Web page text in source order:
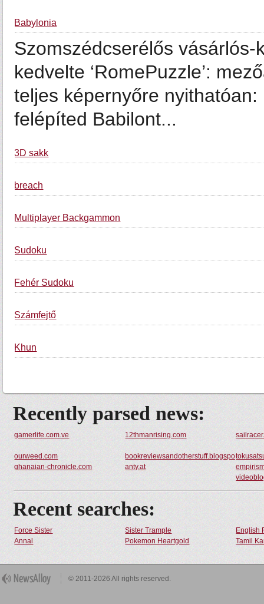
Babylonia
Szomszédcserélős
kedvelte ‘RomePuzzle’:
teljes képernyőre
felépíted Babilont...
3D sakk
breach
Multiplayer Backgammon
Sudoku
Fehér Sudoku
Számfejtő
Khun
Recently parsed news:
gamerlife.com.ve 12thmanrising.com
ourweed.com bookreviewsandotherstuff.blogspot.com
ghanaian-chronicle.com
anty.at
Recent searches:
Force Sister Sister Trample
English
Annal
Pokemon Heartgold Tamil
© 2011-2026 All rights reserved.